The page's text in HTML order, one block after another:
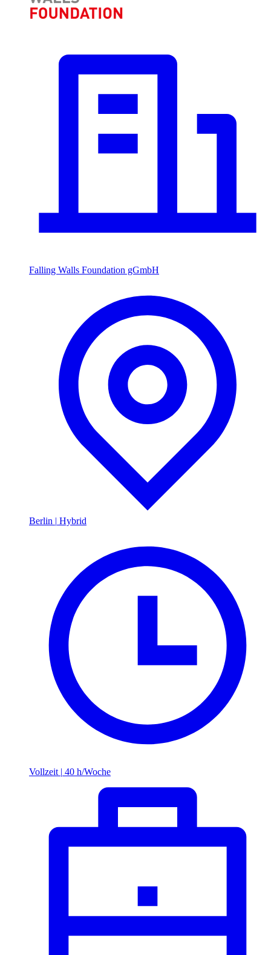
Falling Walls Foundation gGmbH
Berlin | Hybrid
Vollzeit | 40 h/Woche